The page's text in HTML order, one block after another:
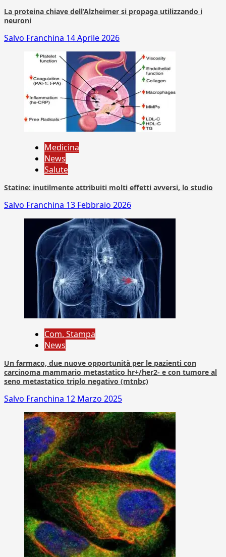
La proteina chiave dell’Alzheimer si propaga utilizzando i
neuroni
Salvo Franchina 14 Aprile 2026
Medicina
News
Salute
Statine: inutilmente attribuiti molti effetti avversi, lo studio
Salvo Franchina 13 Febbraio 2026
Com. Stampa
News
Un farmaco, due nuove opportunità per le pazienti con
carcinoma mammario metastatico hr+/her2- e con tumore al
seno metastatico triplo negativo (mtnbc)
Salvo Franchina 12 Marzo 2025